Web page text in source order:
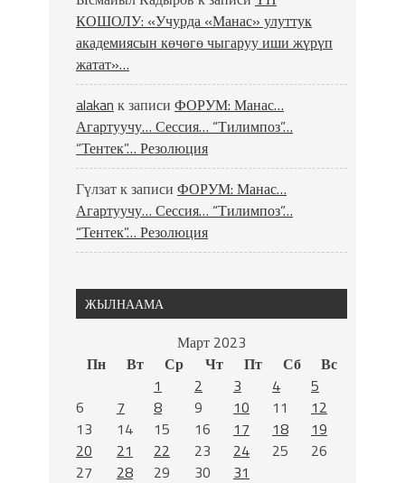
КОШОЛУ: «Учурда «Манас» улуттук
академиясын көчөгө чыгаруу иши жүрүп
жатат»…
alakan к записи ФОРУМ: Манас…
Агартуучу… Сессия… “Тилимпоз”…
“Тентек”… Резолюция
Гүлзатк записи ФОРУМ: Манас…
Агартуучу… Сессия… “Тилимпоз”…
“Тентек”… Резолюция
ЖЫЛНААМА
Март 2023
Пн
Вт Ср Чт Пт Сб
Вс
1
2 3 4
5
6
7 8 9 10 11
12
13
14 15 16 17 18
19
20
21 22 23 24 25
26
27
28 29 30
31